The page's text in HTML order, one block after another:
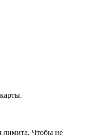
лимита. Чтобы не